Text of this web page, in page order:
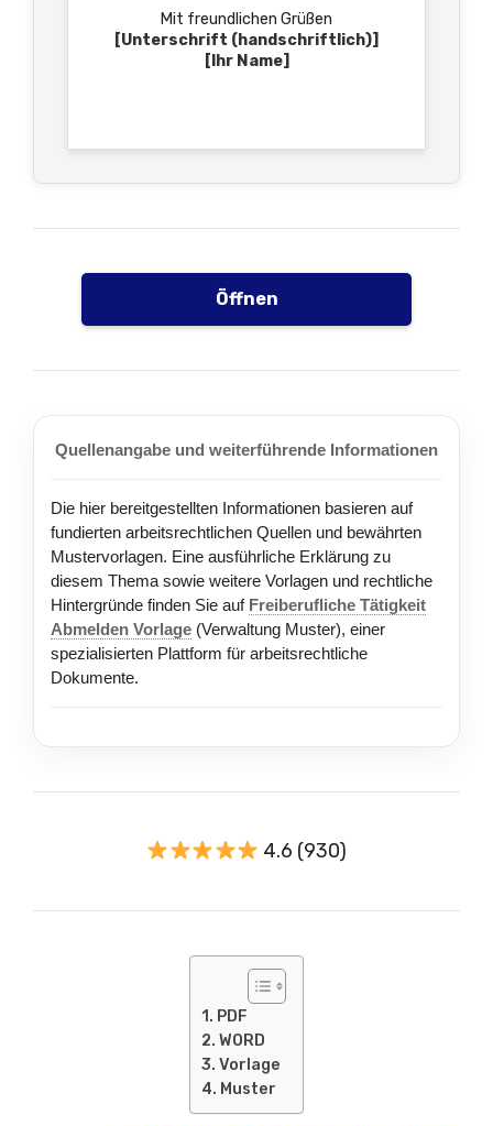
Mit freundlichen Grüßen
[Unterschrift (handschriftlich)]
[Ihr Name]
Öffnen
Quellenangabe und weiterführende Informationen
Die hier bereitgestellten Informationen basieren auf
fundierten arbeitsrechtlichen Quellen und bewährten
Mustervorlagen. Eine ausführliche Erklärung zu
diesem Thema sowie weitere Vorlagen und rechtliche
Hintergründe finden Sie auf Freiberufliche Tätigkeit
Abmelden Vorlage (Verwaltung Muster), einer
spezialisierten Plattform für arbeitsrechtliche
Dokumente.
4.6 (930)
PDF
WORD
Vorlage
Muster